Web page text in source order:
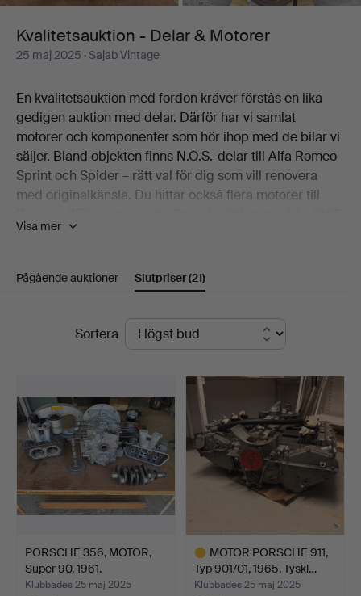
Kvalitetsauktion - Delar & Motorer
25 maj 2025 · Sajab Vintage
En kvalitetsauktion med fordon kräver förstås en lika
gedigen auktion med delar. Därför har vi samlat
motorer och komponenter som hör ihop med de bilar vi
säljer. Bland objekten finns N.O.S.-delar till Alfa Romeo
Sprint och Spider – rätt val för dig som vill renovera
med originalkänsla. Du hittar också flera motorer till
Visning: Digital
Övrigt: 25 % + 80 SEK
Vissa föremål hämtas på annan plats, se
objektsbeskrivning.
Ingen betalning på plats. Betalning kan endast ske med
kort på Mina Sidor på Auctionet eller via Bankgiro.
Visa mer
Pågående auktioner Slutpriser(21)
SlutpriserSortera
PORSCHE 356, MOTOR,
Super 90, 1961.
Klubbades 25 maj 2025
MOTOR PORSCHE 911,
Typ 901/01, 1965, Tyskl…
Klubbades 25 maj 2025